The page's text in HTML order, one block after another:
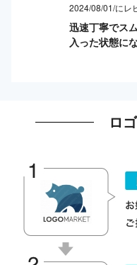
2024/08/01/にレ
迅速丁寧でス
入った状態に
ロ